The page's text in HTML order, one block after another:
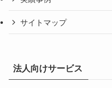
サイトマップ
法人向けサービス